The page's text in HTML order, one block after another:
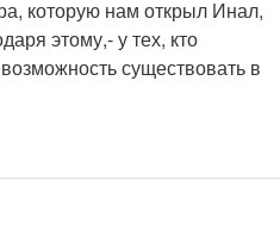
которую нам открыл Инал,
этому,- у тех, кто
существовать в